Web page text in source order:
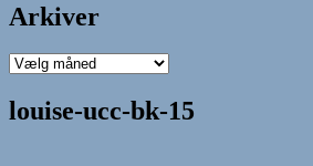
Arkiver
Arkiver
louise-ucc-bk-15